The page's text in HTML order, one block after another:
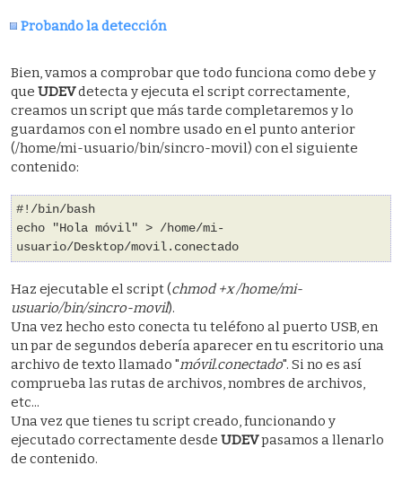
Probando la detección
Bien, vamos a comprobar que todo funciona como debe y
que UDEVdetecta y ejecuta el script correctamente,
creamos un script que más tarde completaremos y lo
guardamos con el nombre usado en el punto anterior
(/home/mi-usuario/bin/sincro-movil) con el siguiente
contenido:
#!/bin/bash
echo "Hola móvil" > /home/mi-
usuario/Desktop/movil.conectado
Haz ejecutable el script (chmod +x /home/mi-
usuario/bin/sincro-movil).
Una vez hecho esto conecta tu teléfono al puerto USB, en
un par de segundos debería aparecer en tu escritorio una
archivo de texto llamado "móvil.conectado". Si no es así
comprueba las rutas de archivos, nombres de archivos,
etc...
Una vez que tienes tu script creado, funcionando y
ejecutado correctamente desde UDEVpasamos a llenarlo
de contenido.